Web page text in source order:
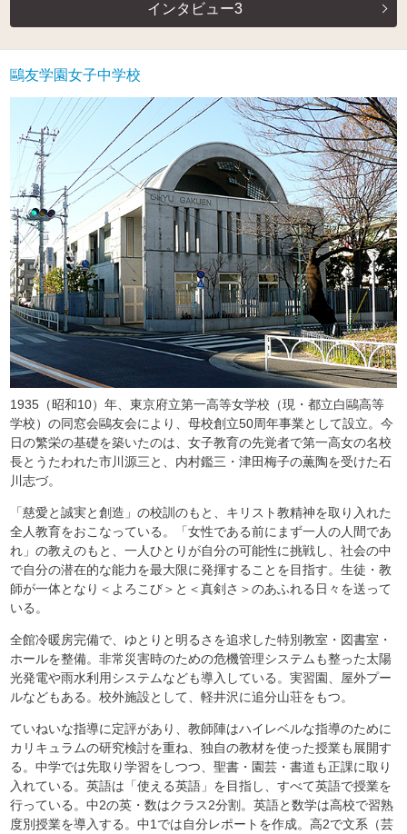
インタビュー3
鷗友学園女子中学校
1935（昭和10）年、東京府立第一高等女学校（現・都立白鷗高等
学校）の同窓会鷗友会により、母校創立50周年事業として設立。今
日の繁栄の基礎を築いたのは、女子教育の先覚者で第一高女の名校
長とうたわれた市川源三と、内村鑑三・津田梅子の薫陶を受けた石
川志づ。
「慈愛と誠実と創造」の校訓のもと、キリスト教精神を取り入れた
全人教育をおこなっている。「女性である前にまず一人の人間であ
れ」の教えのもと、一人ひとりが自分の可能性に挑戦し、社会の中
で自分の潜在的な能力を最大限に発揮することを目指す。生徒・教
師が一体となり＜よろこび＞と＜真剣さ＞のあふれる日々を送って
いる。
全館冷暖房完備で、ゆとりと明るさを追求した特別教室・図書室・
ホールを整備。非常災害時のための危機管理システムも整った太陽
光発電や雨水利用システムなども導入している。実習園、屋外プー
ルなどもある。校外施設として、軽井沢に追分山荘をもつ。
ていねいな指導に定評があり、教師陣はハイレベルな指導のために
カリキュラムの研究検討を重ね、独自の教材を使った授業も展開す
る。中学では先取り学習をしつつ、聖書・園芸・書道も正課に取り
入れている。英語は「使える英語」を目指し、すべて英語で授業を
行っている。中2の英・数はクラス2分割。英語と数学は高校で習熟
度別授業を導入する。中1では自分レポートを作成。高2で文系（芸